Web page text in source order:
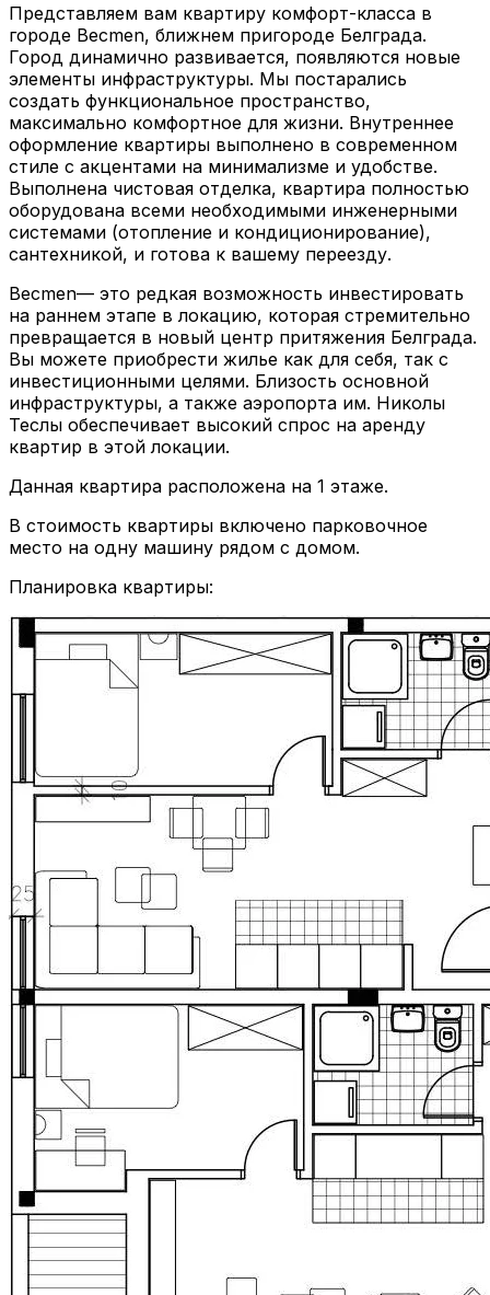
Представляем вам квартиру комфорт-класса в
городе Becmen, ближнем пригороде Белграда.
Город динамично развивается, появляются новые
элементы инфраструктуры. Мы постарались
создать функциональное пространство,
максимально комфортное для жизни. Внутреннее
оформление квартиры выполнено в современном
стиле с акцентами на минимализме и удобстве.
Выполнена чистовая отделка, квартира полностью
оборудована всеми необходимыми инженерными
системами (отопление и кондиционирование),
сантехникой, и готова к вашему переезду.
Becmen— это редкая возможность инвестировать
на раннем этапе в локацию, которая стремительно
превращается в новый центр притяжения Белграда.
Вы можете приобрести жилье как для себя, так с
инвестиционными целями. Близость основной
инфраструктуры, а также аэропорта им. Николы
Теслы обеспечивает высокий спрос на аренду
квартир в этой локации.
Данная квартира расположена на 1 этаже.
В стоимость квартиры включено парковочное
место на одну машину рядом с домом.
Планировка квартиры: